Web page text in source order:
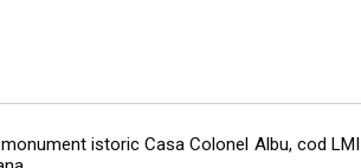
istoric Casa Colonel Albu, cod LMI